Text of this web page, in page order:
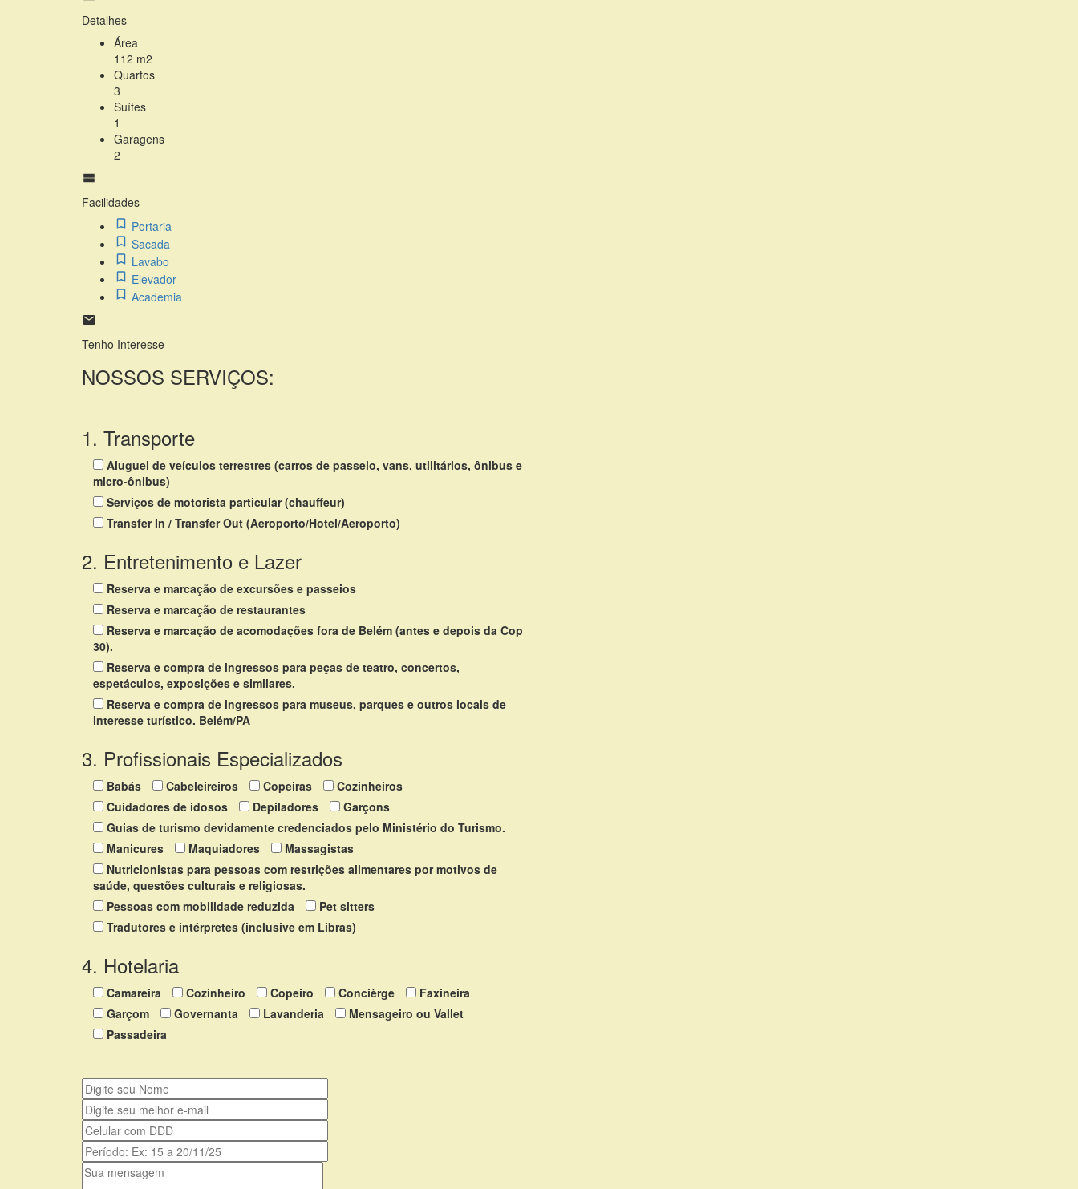
Detalhes
Área
112 m2
Quartos
3
Suítes
1
Garagens
2
Facilidades
Portaria
Sacada
Lavabo
Elevador
Academia
Tenho Interesse
NOSSOS SERVIÇOS:
1. Transporte
Aluguel de veículos terrestres (carros de passeio, vans, utilitários, ônibus e
micro-ônibus)
Serviços de motorista particular (chauffeur)
Transfer In / Transfer Out (Aeroporto/Hotel/Aeroporto)
2. Entretenimento e Lazer
Reserva e marcação de excursões e passeios
Reserva e marcação de restaurantes
Reserva e marcação de acomodações fora de Belém (antes e depois da Cop
30).
Reserva e compra de ingressos para peças de teatro, concertos,
espetáculos, exposições e similares.
Reserva e compra de ingressos para museus, parques e outros locais de
interesse turístico. Belém/PA
3. Profissionais Especializados
Babás Cabeleireiros Copeiras
Cozinheiros
Cuidadores de idosos
Depiladores
Garçons
Guias de turismo devidamente credenciados pelo Ministério do Turismo.
Manicures
Maquiadores
Massagistas
Nutricionistas para pessoas com restrições alimentares por motivos de
saúde, questões culturais e religiosas.
Pessoas com mobilidade reduzida
Pet sitters
Tradutores e intérpretes (inclusive em Libras)
4. Hotelaria
Camareira Cozinheiro Copeiro Concièrge
Faxineira
Garçom
Governanta Lavanderia
Mensageiro ou Vallet
Passadeira